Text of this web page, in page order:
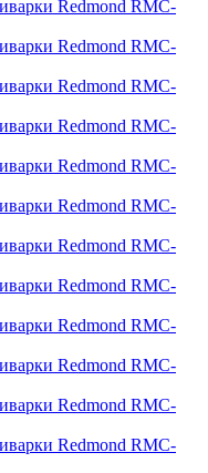
Redmond RMC-
Redmond RMC-
Redmond RMC-
Redmond RMC-
Redmond RMC-
Redmond RMC-
Redmond RMC-
Redmond RMC-
Redmond RMC-
Redmond RMC-
Redmond RMC-
Redmond RMC-